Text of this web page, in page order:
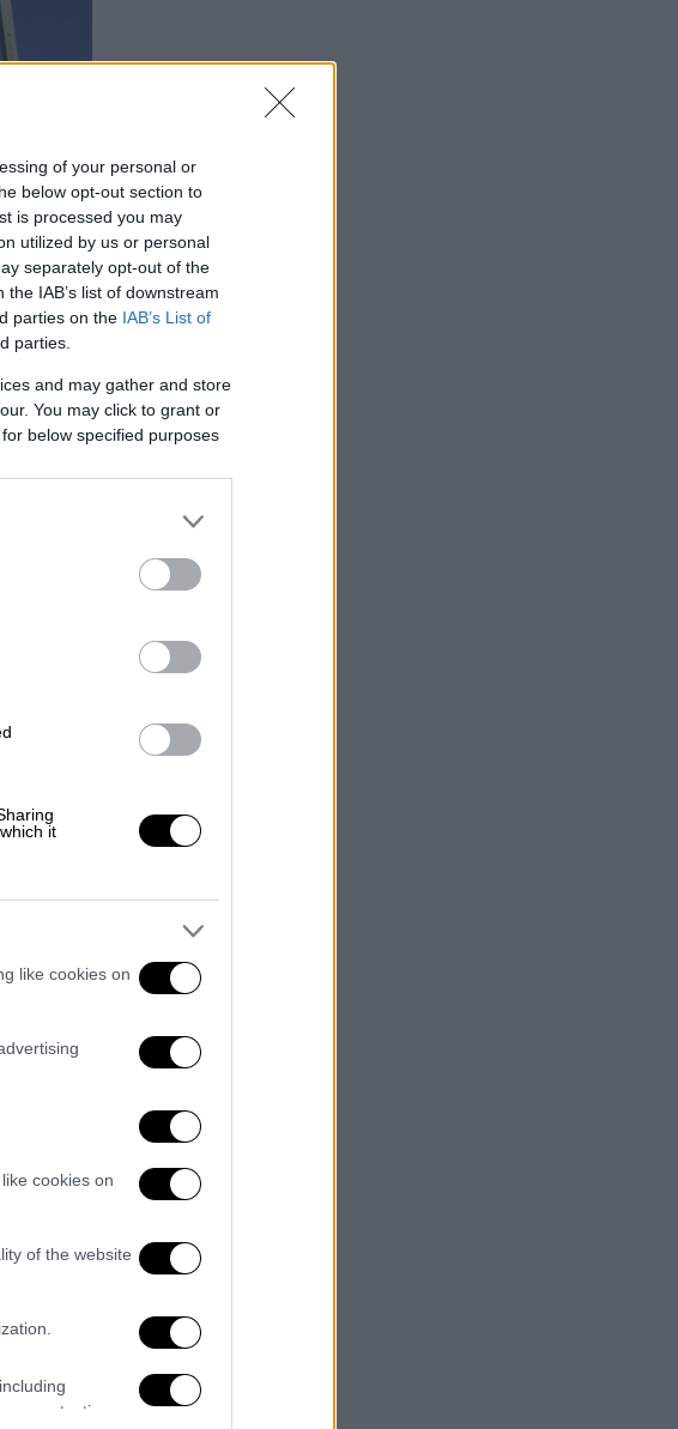
of your personal or
below opt-out section to
is processed you may
utilized by us or personal
separately opt-out of the
IAB’s list of downstream
parties on the IAB’s List of
parties.
and may gather and store
You may click to grant or
below specified purposes
it
like cookies on
cookies on
of the website
protection.
των
.
για
όμως
τους
δεν
των